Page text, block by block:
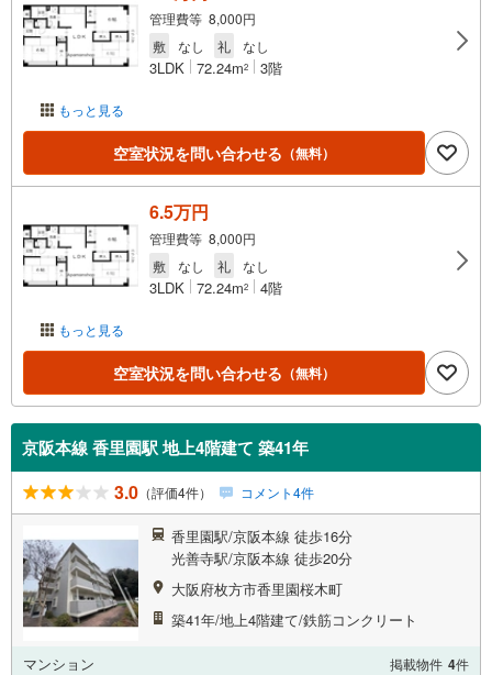
もっと見る
管理費等 8,000円
敷
なし 礼 なし
3LDK 72.24m2 3階
空室状況を問い合わせる （無料）
もっと見る
6.5万円
管理費等 8,000円
敷
なし 礼 なし
3LDK 72.24m2 4階
空室状況を問い合わせる （無料）
京阪本線 香里園駅 地上4階建て 築41年
3.0 （評価4件） コメント4件
香里園駅/京阪本線 徒歩16分
光善寺駅/京阪本線 徒歩20分
大阪府枚方市香里園桜木町
築41年/地上4階建て/鉄筋コンクリート
マンション 掲載物件 4件